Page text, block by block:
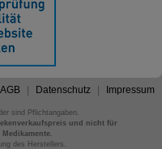
AGB Datenschutz Impressum
sind Pflichtangaben.
und nicht für
des Herstellers.